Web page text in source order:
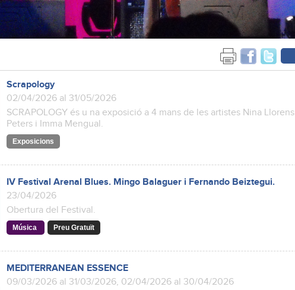
Scrapology
02/04/2026 al 31/05/2026
SCRAPOLOGY és u na exposició a 4 mans de les artistes Nina Llorens
Peters i Imma Mengual.
Exposicions
IV Festival Arenal Blues. Mingo Balaguer i Fernando Beiztegui.
23/04/2026
Obertura del Festival.
Música Preu Gratuït
MEDITERRANEAN ESSENCE
09/03/2026 al 31/03/2026, 02/04/2026 al 30/04/2026